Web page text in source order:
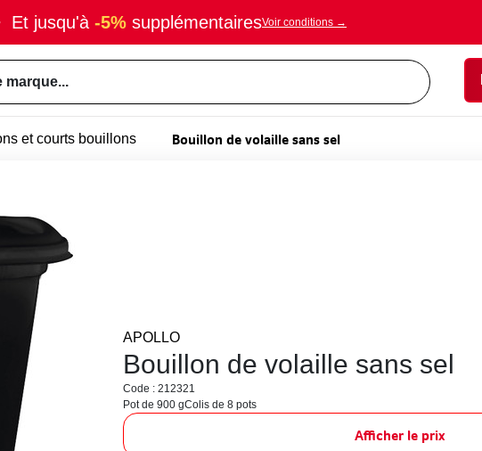
Et jusqu'à -5% supplémentairesVoir conditions →
marque...
et courts bouillons Bouillon de volaille sans sel
APOLLO
Bouillon de volaille sans sel
Code : 212321
Pot de 900 gColis de 8 pots
Afficher le prix